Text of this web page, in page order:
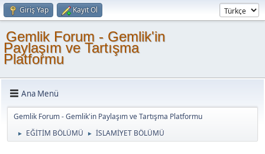
Giriş Yap Kayıt Ol
Gemlik Forum - Gemlik'in
Paylaşım ve Tartışma
Platformu
Ana Menü
Gemlik Forum - Gemlik'in Paylaşım ve Tartışma Platformu
► EĞİTİM BÖLÜMÜ ► İSLAMİYET BÖLÜMÜ